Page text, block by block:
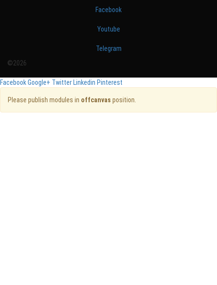
Facebook
Youtube
Telegram
©2026
FacebookGoogle+ Twitter Linkedin Pinterest
Please publish modules in offcanvas position.